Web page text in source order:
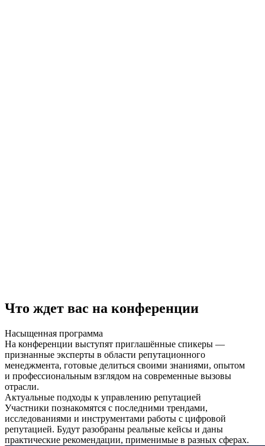
Что ждет вас на конференции
Насыщенная программа
На конференции выступят приглашённые спикеры —
признанные эксперты в области репутационного
менеджмента, готовые делиться своими знаниями, опытом
и профессиональным взглядом на современные вызовы
отрасли.
Актуальные подходы к управлению репутацией
Участники познакомятся с последними трендами,
исследованиями и инструментами работы с цифровой
репутацией. Будут разобраны реальные кейсы и даны
практические рекомендации, применимые в разных сферах.